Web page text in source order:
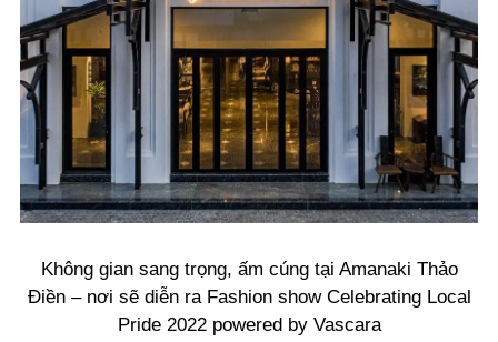
Không gian sang trọng, ấm cúng tại Amanaki Thảo
Điền – nơi sẽ diễn ra Fashion show Celebrating Local
Pride 2022 powered by Vascara